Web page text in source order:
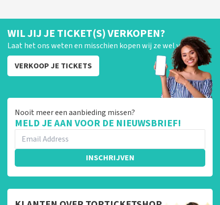
WIL JIJ JE TICKET(S) VERKOPEN?
Laat het ons weten en misschien kopen wij ze wel van je!
VERKOOP JE TICKETS
Nooit meer een aanbieding missen?
MELD JE AAN VOOR DE NIEUWSBRIEF!
INSCHRIJVEN